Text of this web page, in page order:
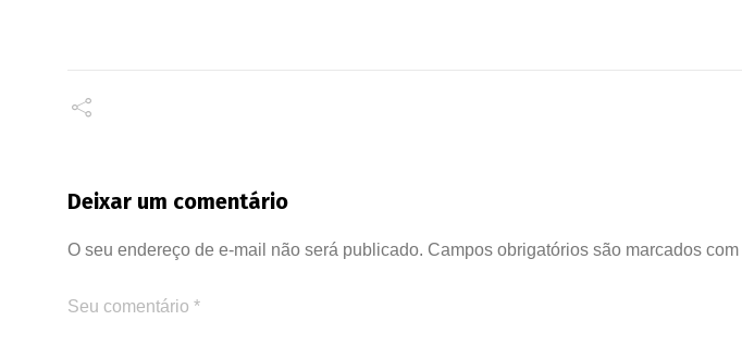
Deixar um comentário
O seu endereço de e-mail não será publicado. Campos obrigatórios são marcados com